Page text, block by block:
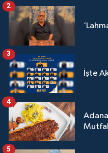
2
İşte
3
4
5